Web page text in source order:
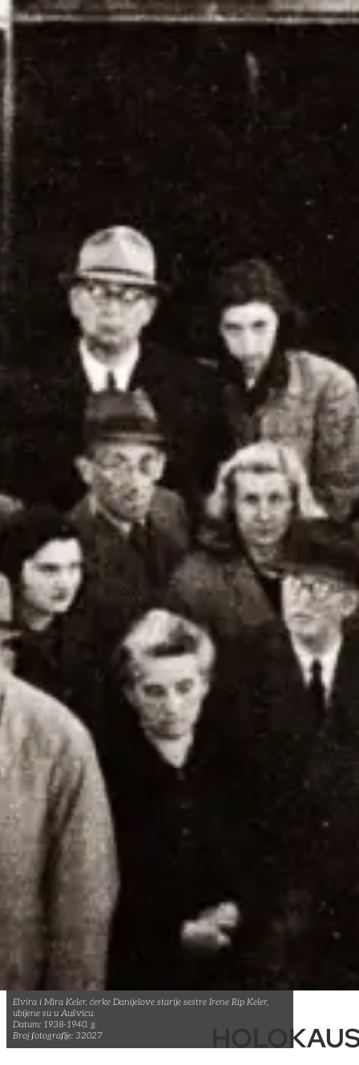
Elvira i Mira Keler, ćerke Danijelove starije sestre Irene Rip Keler,
ubijene su u Aušvicu.
Datum: 1938-1940. g.
Broj fotografije: 32027